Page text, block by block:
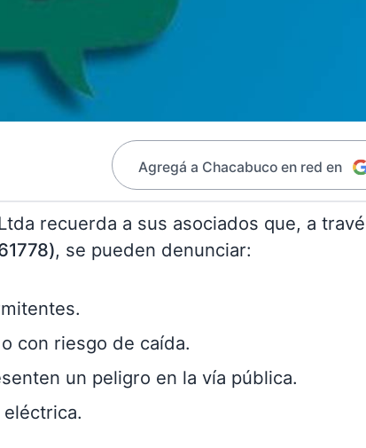
Agregá a Chacabuco en red en
recuerda a sus asociados que, a
, se pueden denunciar:
con riesgo de caída.
un peligro en la vía pública.